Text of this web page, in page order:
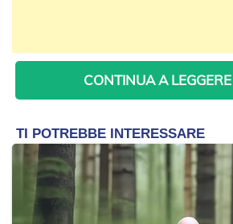
CONTINUA A LEGGERE